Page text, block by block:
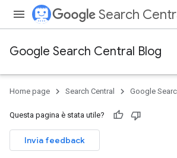
Search
Google Search Central Blog
Home page Search Central Google
Questa pagina è stata utile?
Invia feedback